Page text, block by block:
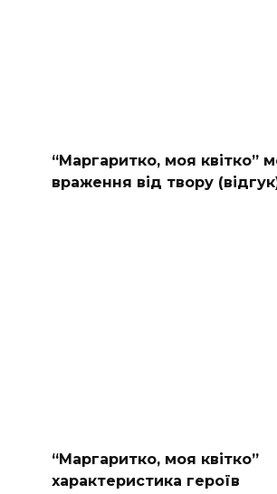
“Маргаритко, моя квітко”
враження від твору
“Маргаритко, моя квітко”
характеристика героїв